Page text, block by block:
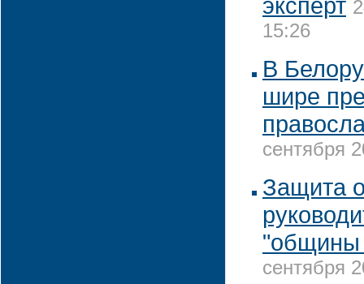
15:26
В
шире
сентября
Защита
"общины
сентября